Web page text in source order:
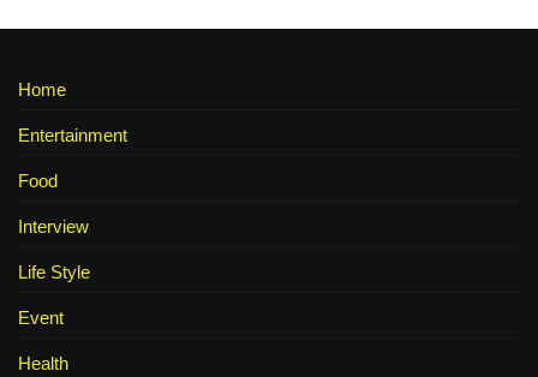
Home
Entertainment
Food
Interview
Life Style
Event
Health